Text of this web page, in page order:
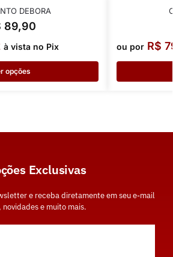
DEBORA
89,90
à vista no Pix
opções
ou por R$
Exclusivas
e receba diretamente em seu e-mail
e muito mais.